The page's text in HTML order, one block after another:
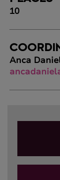
10
Anca